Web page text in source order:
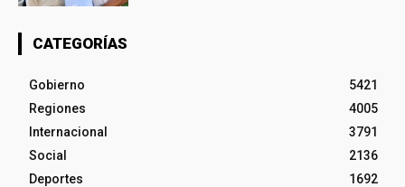
CATEGORÍAS
Gobierno
5421
Regiones
4005
Internacional
3791
Social
2136
Deportes
1692